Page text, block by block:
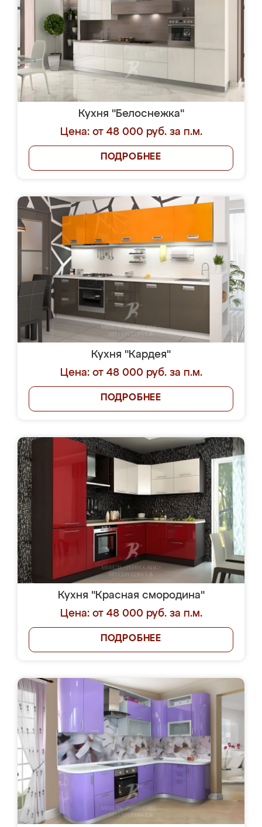
Кухня "Белоснежка"
Цена: от 48 000 руб. за п.м.
ПОДРОБНЕЕ
Кухня "Кардея"
Цена: от 48 000 руб. за п.м.
ПОДРОБНЕЕ
Кухня "Красная смородина"
Цена: от 48 000 руб. за п.м.
ПОДРОБНЕЕ